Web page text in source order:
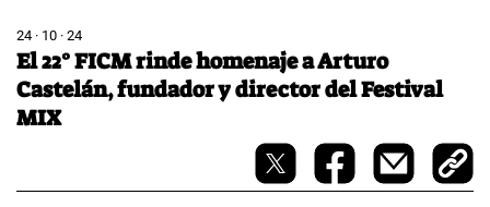
24 · 10 · 24
El 22° FICM rinde homenaje a Arturo
Castelán, fundador y director del Festival
MIX